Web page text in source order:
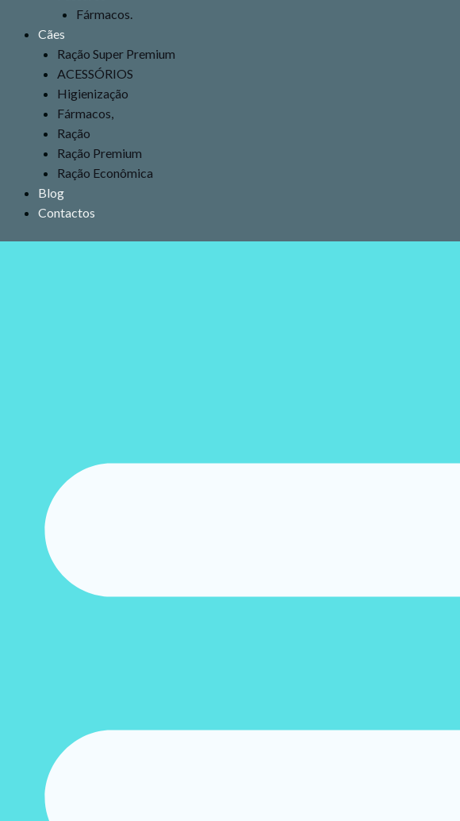
Fármacos.
Cães
Ração Super Premium
ACESSÓRIOS
Higienização
Fármacos,
Ração
Ração Premium
Ração Econômica
Blog
Contactos